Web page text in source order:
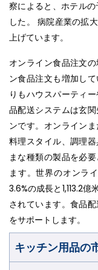
察によると、ホテル
した。 病院産業の拡
上げています。
オンライン食品注文
ン食品注文も増加し
りもハウスパーティ
品配送システムは玄
ンです。オンライン
料理スタイル、調理
まな種類の製品を必
ます。世界のオンラ
3.6%の成長と1,113.2
されています。食品
をサポートします。
キッチン用品の